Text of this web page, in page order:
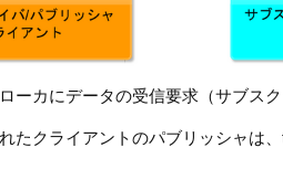
ーカにデータの受信要求（サブス
クライアントのパブリッシャは